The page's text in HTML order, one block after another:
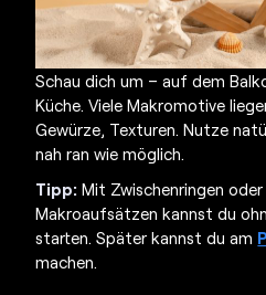
Schau dich um – auf dem
Küche. Viele Makromotive
Gewürze, Texturen. Nutze
nah ran wie möglich.
Tipp: Mit Zwischenringen
Makroaufsätzen kannst du
starten. Später kannst du am
machen.